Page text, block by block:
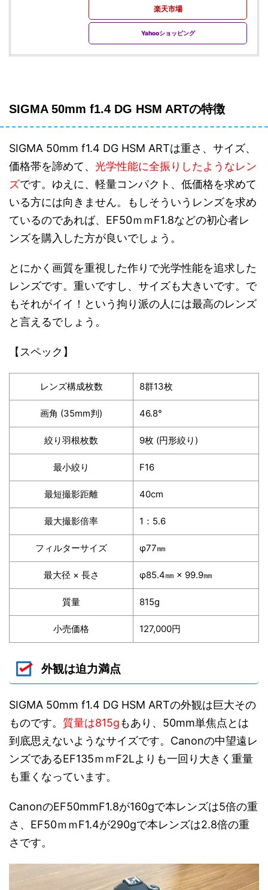
楽天市場
Yahooショッピング
SIGMA 50mm f1.4 DG HSM ARTの特徴
SIGMA 50mm f1.4 DG HSM ARTは重さ、サイズ、
価格帯を諦めて、 光学性能に全振りしたようなレン
ズです。ゆえに、軽量コンパクト、低価格を求めて
いる方には向きません。もしそういうレンズを求め
ているのであれば、EF50ｍｍF1.8などの初心者レ
ンズを購入した方が良いでしょう。
とにかく画質を重視した作りで光学性能を追求した
レンズです。重いですし、サイズも大きいです。で
もそれがイイ！という拘り派の人には最高のレンズ
と言えるでしょう。
【スペック】
レンズ構成枚数 8群13枚
画角 (35mm判) 46.8°
絞り羽根枚数 9枚 (円形絞り)
最小絞り F16
最短撮影距離 40cm
最大撮影倍率 1：5.6
フィルターサイズ φ77㎜
最大径 × 長さ φ85.4㎜ × 99.9㎜
質量 815g
小売価格 127,000円
外観は迫力満点
SIGMA 50mm f1.4 DG HSM ARTの外観は巨大その
ものです。 質量は815gもあり、50mm単焦点とは
到底思えないようなサイズです。Canonの中望遠レ
ンズであるEF135ｍｍF2Lよりも一回り大きく重量
も重くなっています。
CanonのEF50mmF1.8が160gで本レンズは5倍の重
さ、EF50ｍｍF1.4が290gで本レンズは2.8倍の重
さです。